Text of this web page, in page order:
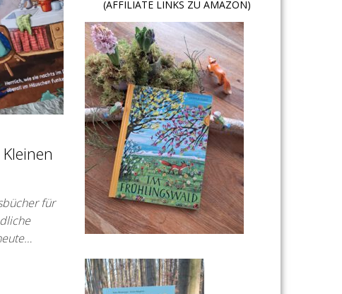
für
(AFFILIATE LINKS ZU AMAZON)